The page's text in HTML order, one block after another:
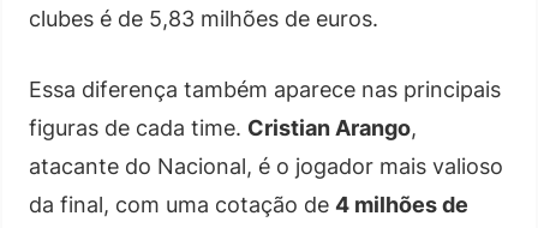
clubes é de 5,83 milhões de euros.
Essa diferença também aparece nas principais
figuras de cada time. Cristian Arango,
atacante do Nacional, é o jogador mais valioso
da final, com uma cotação de 4 milhões de